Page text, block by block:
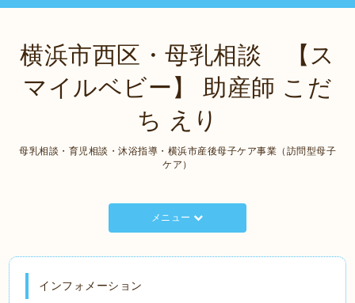
横浜市西区・母乳相談 【ス
マイルベビー】 助産師 こだ
ち えり
母乳相談・育児相談・沐浴指導・横浜市産後母子ケア事業（訪問型母子
ケア）
メニュー
インフォメーション